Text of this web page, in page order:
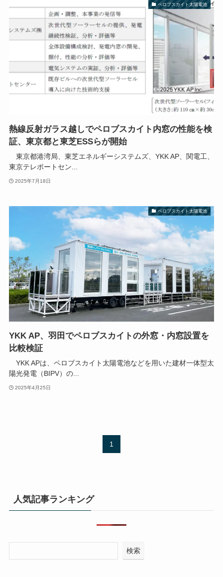
ペロブスカイト太陽電池
熱線反射ガラス越しでペロブスカイト内窓の性能を検
証、東京都と東芝ESSらが開始
東京都港湾局、東芝エネルギーシステムズ、YKK AP、関電工、
東京テレポートセン...
2025年7月18日
ペロブスカイト太陽電池
YKK AP、羽田でペロブスカイトの外窓・内窓設置を
比較検証
YKK APは、ペロブスカイト太陽電池などを用いた建材一体型太
陽光発電（BIPV）の...
2025年4月25日
1
人気記事ランキング
検索